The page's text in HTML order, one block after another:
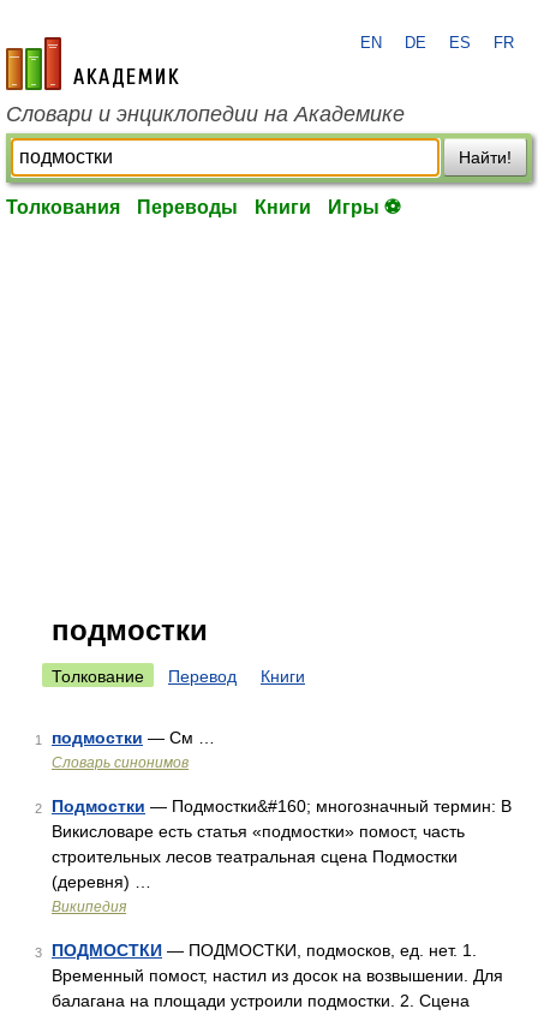
academic.ru
EN DE ES FR
Словари и энциклопедии на Академике
Найти!
Толкования Переводы Книги Игры ⚽
подмостки
Толкование Перевод Книги
1 подмостки — См …
Словарь синонимов
2 Подмостки — Подмостки&#160; многозначный термин: В
Викисловаре есть статья «подмостки» помост, часть
строительных лесов театральная сцена Подмостки
(деревня) …
Википедия
3 ПОДМОСТКИ — ПОДМОСТКИ, подмосков, ед. нет. 1.
Временный помост, настил из досок на возвышении. Для
балагана на площади устроили подмостки. 2. Сцена